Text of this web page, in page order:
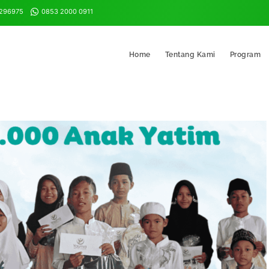
0853 2000 0911
Home Tentang Kami Program